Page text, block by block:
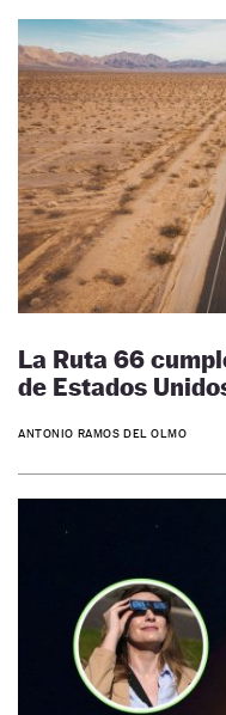
La Ruta 66
de Estados
ANTONIO RAMOS DEL OLMO